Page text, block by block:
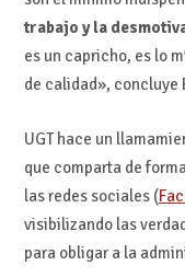
trabajo y la
es un capricho, es lo
de calidad», concluye
UGT hace un
que comparta de
las redes sociales (
visibilizando las
para obligar a la